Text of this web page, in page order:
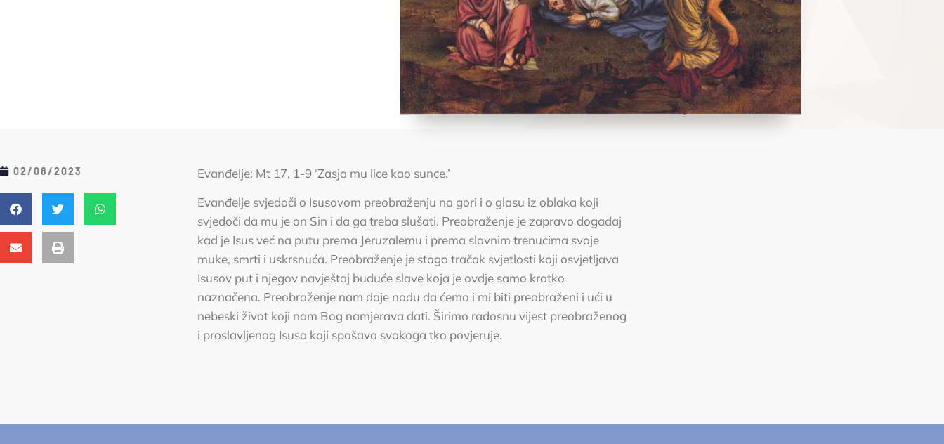
02/08/2023
Evanđelje: Mt 17, 1-9 ‘Zasja mu lice kao sunce.’
Evanđelje svjedoči o Isusovom preobraženju na gori i o glasu iz oblaka koji
svjedoči da mu je on Sin i da ga treba slušati. Preobraženje je zapravo događaj
kad je Isus već na putu prema Jeruzalemu i prema slavnim trenucima svoje
muke, smrti i uskrsnuća. Preobraženje je stoga tračak svjetlosti koji osvjetljava
Isusov put i njegov navještaj buduće slave koja je ovdje samo kratko
naznačena. Preobraženje nam daje nadu da ćemo i mi biti preobraženi i ući u
nebeski život koji nam Bog namjerava dati. Širimo radosnu vijest preobraženog
i proslavljenog Isusa koji spašava svakoga tko povjeruje.